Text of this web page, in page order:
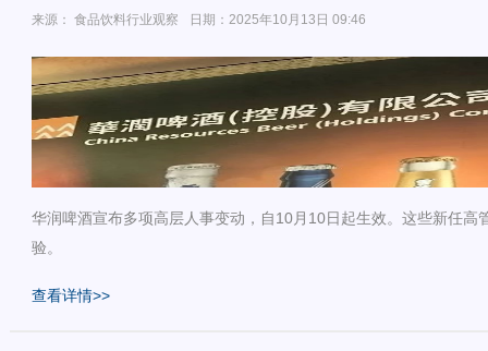
来源： 食品饮料行业观察 日期：2025年10月13日 09:46
华润啤酒宣布多项高层人事变动，自10月10日起生效。这些新任高
验。
查看详情>>